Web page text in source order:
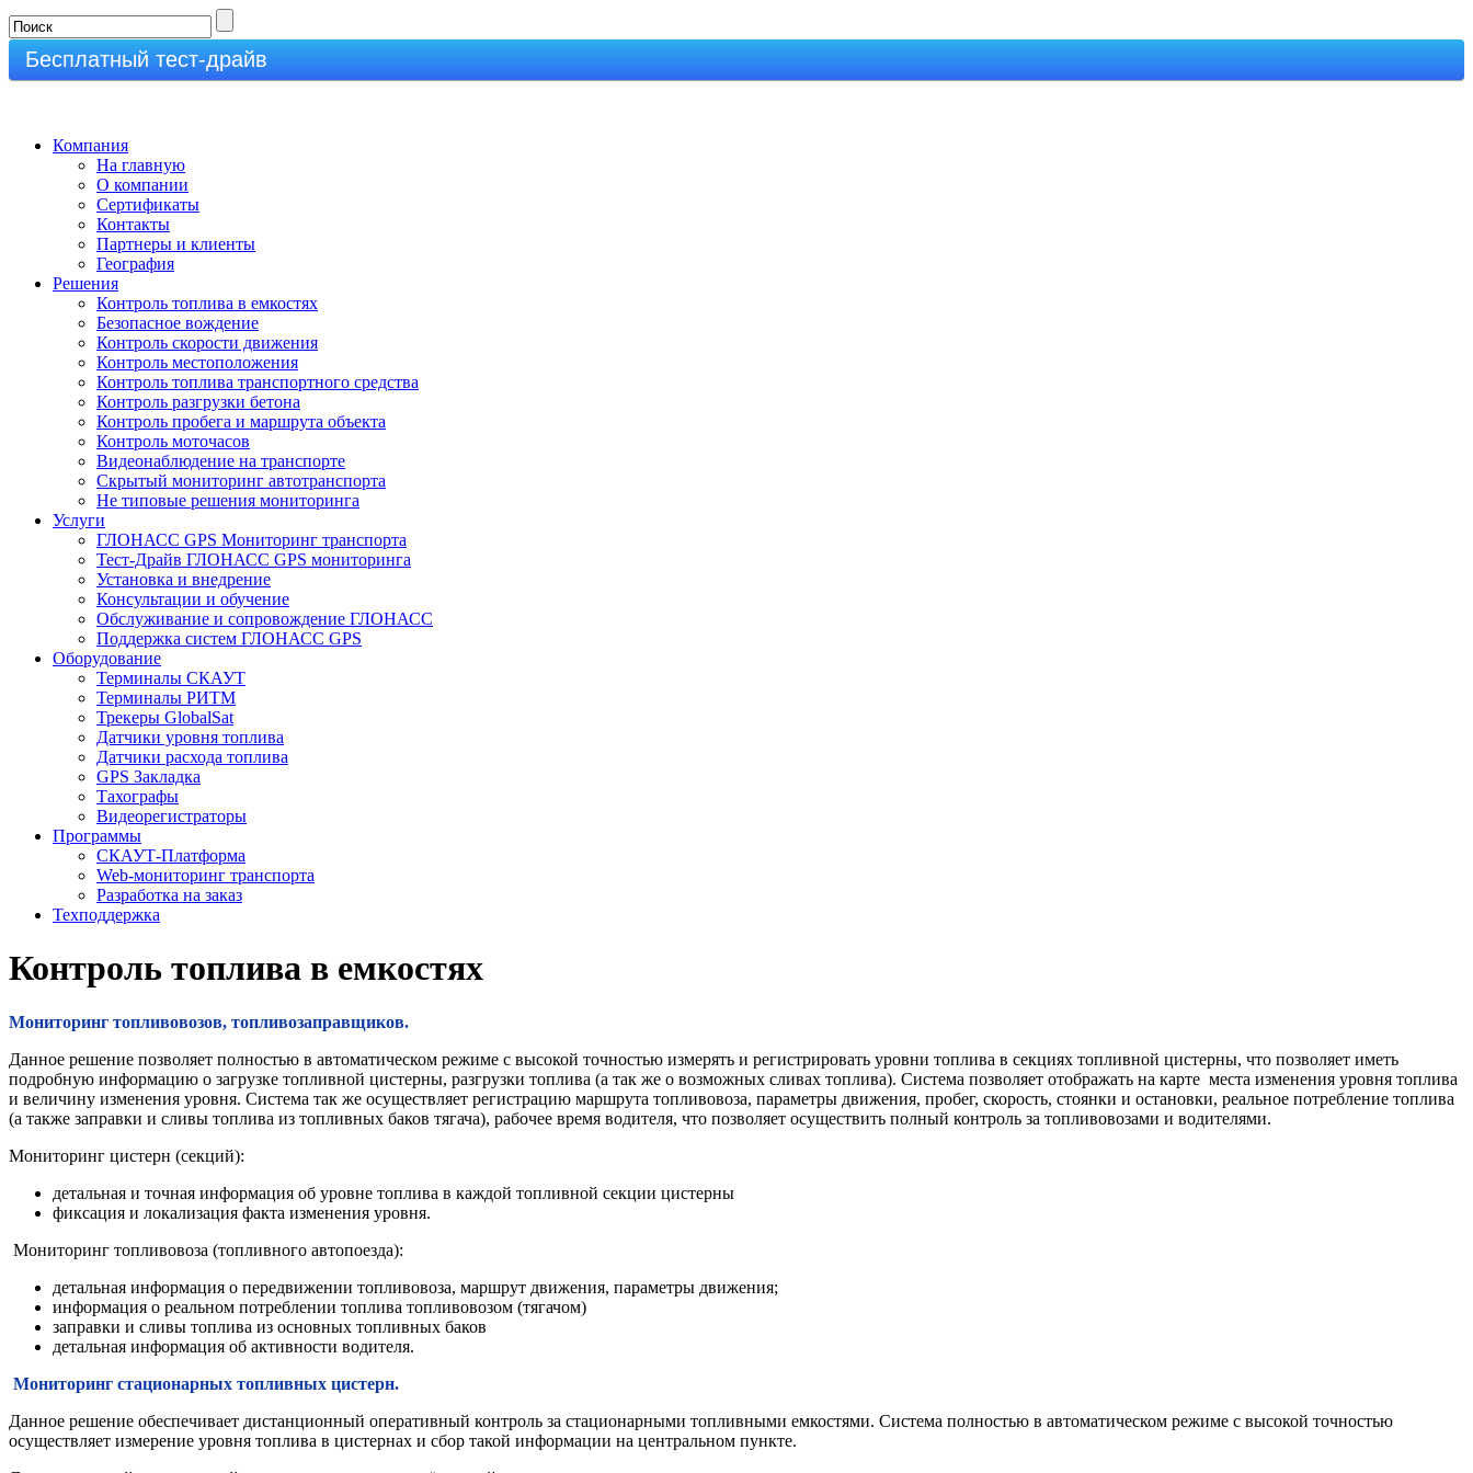
+7(911)150-5555
Бесплатный тест-драйв
Компания
На главную
О компании
Сертификаты
Контакты
Партнеры и клиенты
География
Решения
Контроль топлива в емкостях
Безопасное вождение
Контроль скорости движения
Контроль местоположения
Контроль топлива транспортного средства
Контроль разгрузки бетона
Контроль пробега и маршрута объекта
Контроль моточасов
Видеонаблюдение на транспорте
Скрытый мониторинг автотранспорта
Не типовые решения мониторинга
Услуги
ГЛОНАСС GPS Мониторинг транспорта
Тест-Драйв ГЛОНАСС GPS мониторинга
Установка и внедрение
Консультации и обучение
Обслуживание и сопровождение ГЛОНАСС
Поддержка систем ГЛОНАСС GPS
Оборудование
Терминалы СКАУТ
Терминалы РИТМ
Трекеры GlobalSat
Датчики уровня топлива
Датчики расхода топлива
GPS Закладка
Тахографы
Видеорегистраторы
Программы
СКАУТ-Платформа
Web-мониторинг транспорта
Разработка на заказ
Техподдержка
Контроль топлива в емкостях
Мониторинг топливовозов, топливозаправщиков.
Данное решение позволяет полностью в автоматическом режиме с высокой точностью измерять и регистрировать уровни топлива в секциях топливной цистерны, что позволяет иметь
подробную информацию о загрузке топливной цистерны, разгрузки топлива (а так же о возможных сливах топлива). Система позволяет отображать на карте места изменения уровня топлива
и величину изменения уровня. Система так же осуществляет регистрацию маршрута топливовоза, параметры движения, пробег, скорость, стоянки и остановки, реальное потребление топлива
(а также заправки и сливы топлива из топливных баков тягача), рабочее время водителя, что позволяет осуществить полный контроль за топливовозами и водителями.
Мониторинг цистерн (секций):
детальная и точная информация об уровне топлива в каждой топливной секции цистерны
фиксация и локализация факта изменения уровня.
Мониторинг топливовоза (топливного автопоезда):
детальная информация о передвижении топливовоза, маршрут движения, параметры движения;
информация о реальном потреблении топлива топливовозом (тягачом)
заправки и сливы топлива из основных топливных баков
детальная информация об активности водителя.
Мониторинг стационарных топливных цистерн.
Данное решение обеспечивает дистанционный оперативный контроль за стационарными топливными емкостями. Система полностью в автоматическом режиме с высокой точностью
осуществляет измерение уровня топлива в цистернах и сбор такой информации на центральном пункте.